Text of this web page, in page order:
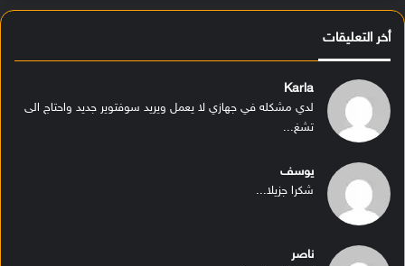
أخر التعليقات
Karla
لدي مشكله في جهازي لا يعمل ويريد سوفتوير جديد واحتاج الى
تشغ...
يوسف
شكرا جزيلا...
ناصر